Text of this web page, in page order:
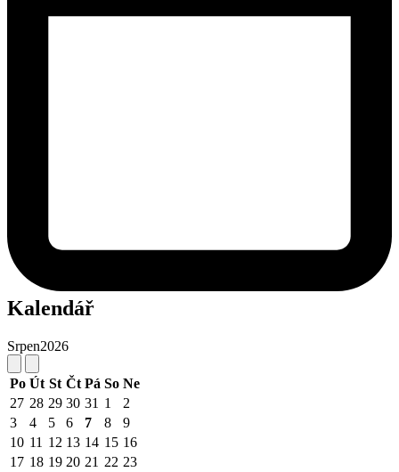
Kalendář
Srpen2026
Po Út St Čt Pá So Ne
27 28 29 30 31 1
2
3
4 5 6 7 8
9
10 11 12 13 14 15 16
17 18 19 20 21 22 23